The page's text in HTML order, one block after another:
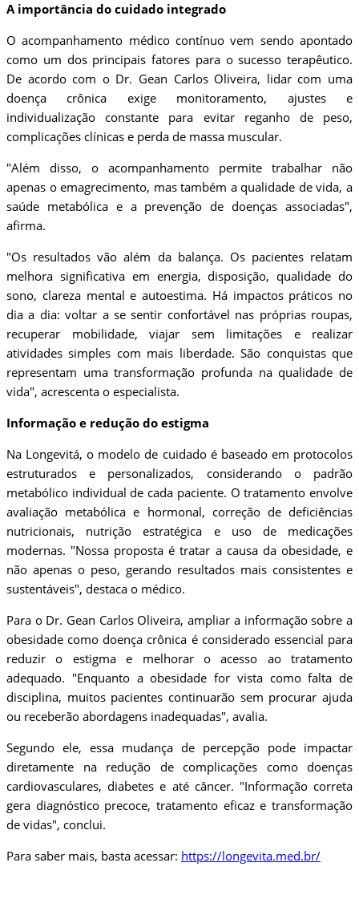
A importância do cuidado integrado
O acompanhamento médico contínuo vem sendo apontado
como um dos principais fatores para o sucesso terapêutico.
De acordo com o Dr. Gean Carlos Oliveira, lidar com uma
doença crônica exige monitoramento, ajustes e
individualização constante para evitar reganho de peso,
complicações clínicas e perda de massa muscular.
"Além disso, o acompanhamento permite trabalhar não
apenas o emagrecimento, mas também a qualidade de vida, a
saúde metabólica e a prevenção de doenças associadas",
afirma.
"Os resultados vão além da balança. Os pacientes relatam
melhora significativa em energia, disposição, qualidade do
sono, clareza mental e autoestima. Há impactos práticos no
dia a dia: voltar a se sentir confortável nas próprias roupas,
recuperar mobilidade, viajar sem limitações e realizar
atividades simples com mais liberdade. São conquistas que
representam uma transformação profunda na qualidade de
vida", acrescenta o especialista.
Informação e redução do estigma
Na Longevitá, o modelo de cuidado é baseado em protocolos
estruturados e personalizados, considerando o padrão
metabólico individual de cada paciente. O tratamento envolve
avaliação metabólica e hormonal, correção de deficiências
nutricionais, nutrição estratégica e uso de medicações
modernas. "Nossa proposta é tratar a causa da obesidade, e
não apenas o peso, gerando resultados mais consistentes e
sustentáveis", destaca o médico.
Para o Dr. Gean Carlos Oliveira, ampliar a informação sobre a
obesidade como doença crônica é considerado essencial para
reduzir o estigma e melhorar o acesso ao tratamento
adequado. "Enquanto a obesidade for vista como falta de
disciplina, muitos pacientes continuarão sem procurar ajuda
ou receberão abordagens inadequadas", avalia.
Segundo ele, essa mudança de percepção pode impactar
diretamente na redução de complicações como doenças
cardiovasculares, diabetes e até câncer. "Informação correta
gera diagnóstico precoce, tratamento eficaz e transformação
de vidas", conclui.
Para saber mais, basta acessar: https://longevita.med.br/